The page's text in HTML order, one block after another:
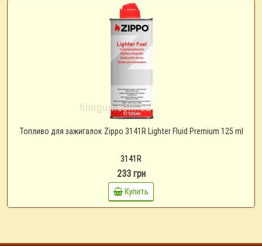
Топливо для зажигалок Zippo 3141R Lighter Fluid Premium 125 ml
3141R
233 грн
Купить